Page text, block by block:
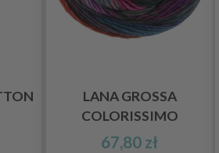
LANA GROSSA
COLORISSIMO
67,80 zł